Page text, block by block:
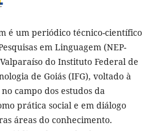
é um periódico técnico-científico
em Linguagem (NEP-
do Instituto Federal de
de Goiás (IFG), voltado à
campo dos estudos da
prática social e em diálogo
áreas do conhecimento.